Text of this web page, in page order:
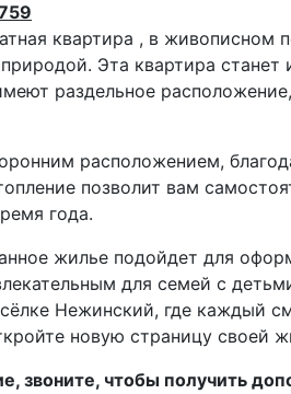
квартира , в живописном
Эта квартира
раздельное
расположением,
позволит вам
года.
жилье подойдет для
для семей с
Нежинский, где каждый
новую страницу своей
звоните, чтобы получить